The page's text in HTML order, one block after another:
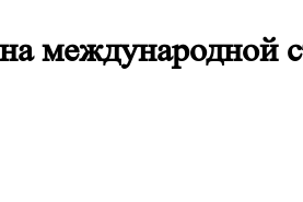
международной